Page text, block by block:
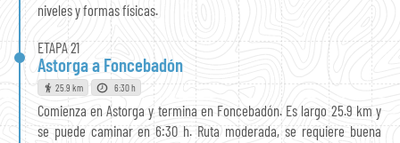
niveles y formas físicas.
ETAPA 21
Astorga a Foncebadón
25.9 km 6:30 h
Comienza en Astorga y termina en Foncebadón. Es largo 25.9 km y
se puede caminar en 6:30 h. Ruta moderada, se requiere buena